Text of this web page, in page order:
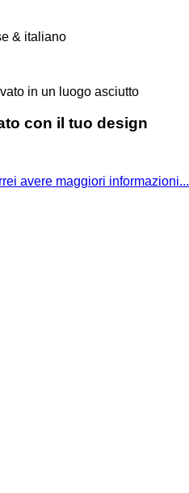
& italiano
in un luogo asciutto
con il tuo design
avere maggiori informazioni...